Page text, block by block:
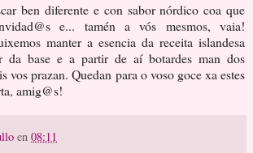
ben diferente e con sabor nórdico coa que
e... tamén a vós mesmos, vaia!
manter a esencia da receita islandesa
da base e a partir de aí botardes man dos
vos prazan. Quedan para o voso goce xa estes
amig@s!
en 08:11